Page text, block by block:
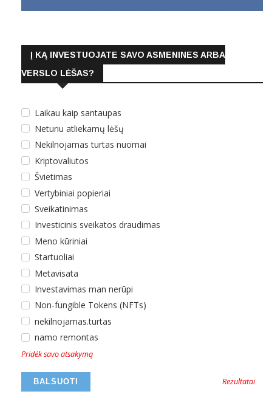
Į KĄ INVESTUOJATE SAVO ASMENINES ARBA
VERSLO LĖŠAS?
Laikau kaip santaupas
Neturiu atliekamų lėšų
Nekilnojamas turtas nuomai
Kriptovaliutos
Švietimas
Vertybiniai popieriai
Sveikatinimas
Investicinis sveikatos draudimas
Meno kūriniai
Startuoliai
Metavisata
Investavimas man nerūpi
Non-fungible Tokens (NFTs)
nekilnojamas.turtas
namo remontas
Pridėk savo atsakymą
Rezultatai